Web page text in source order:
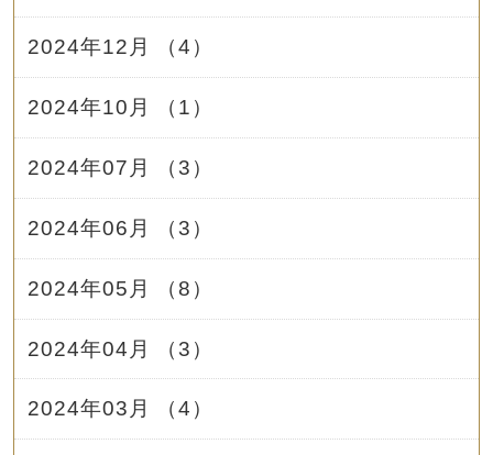
2024年12月 （4）
2024年10月 （1）
2024年07月 （3）
2024年06月 （3）
2024年05月 （8）
2024年04月 （3）
2024年03月 （4）